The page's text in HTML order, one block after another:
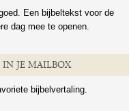
Een bijbeltekst voor de
dag mee te openen.
IN JE MAILBOX
bijbelvertaling.